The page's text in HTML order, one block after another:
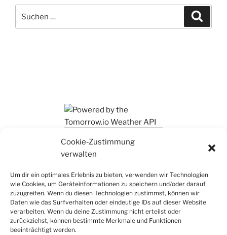
Cookie-Zustimmung
verwalten
Um dir ein optimales Erlebnis zu bieten, verwenden wir Technologien
wie Cookies, um Geräteinformationen zu speichern und/oder darauf
zuzugreifen. Wenn du diesen Technologien zustimmst, können wir
Daten wie das Surfverhalten oder eindeutige IDs auf dieser Website
verarbeiten. Wenn du deine Zustimmung nicht erteilst oder
zurückziehst, können bestimmte Merkmale und Funktionen
beeinträchtigt werden.
nach: